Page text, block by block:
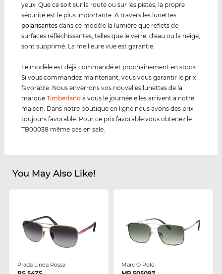
yeux. Que ce soit sur la route ou sur les pistes, la propre
sécurité est le plus importante. A travers les lunettes
polarisantes dans ce modèle la lumière que reflets de
surfaces réfléchissantes, telles que le verre, d'eau ou la neige,
sont supprimé. La meilleure vue est garantie.
Le modèle est déjà commandé et prochainement en stock.
Si vous commandez maintenant, vous vous garantir le prix
favorable. Nous enverrons vos nouvelles lunettes de la
marqueTimberland à vous le journée elles arrivent à notre
maison. Dans notre boutique en ligne nous avons des prix
toujours favorable. Pour ce prix favorable vous obtenez le
TB00038 même pas en sale.
You May Also Like!
Prada Linea Rossa Marc O Polo